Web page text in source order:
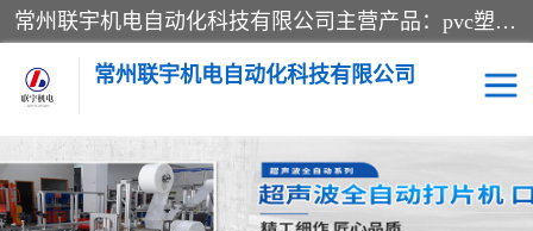
常州联宇机电自动化科技有限公司主营产品：pvc塑料焊机、高频热合机、软膜天花压边机、服装布料凹凸压花机、布料3d压印设备、服装植胶设备、超声波布料花边机、无纺布热合机、全自动压花机。
常州联宇机电自动化科技有限公司
压花定型机以及压花模具 超声波热合机